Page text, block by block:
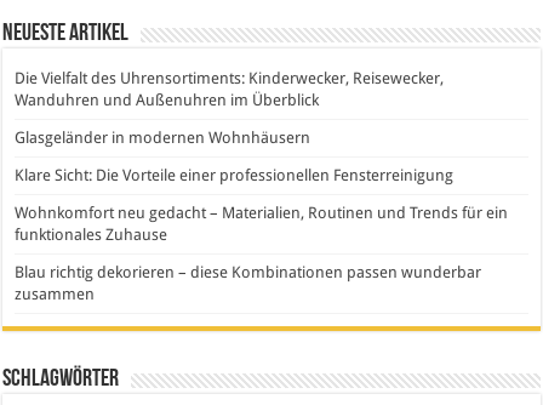
Neueste Artikel
Die Vielfalt des Uhrensortiments: Kinderwecker, Reisewecker,
Wanduhren und Außenuhren im Überblick
Glasgeländer in modernen Wohnhäusern
Klare Sicht: Die Vorteile einer professionellen Fensterreinigung
Wohnkomfort neu gedacht – Materialien, Routinen und Trends für ein
funktionales Zuhause
Blau richtig dekorieren – diese Kombinationen passen wunderbar
zusammen
Schlagwörter